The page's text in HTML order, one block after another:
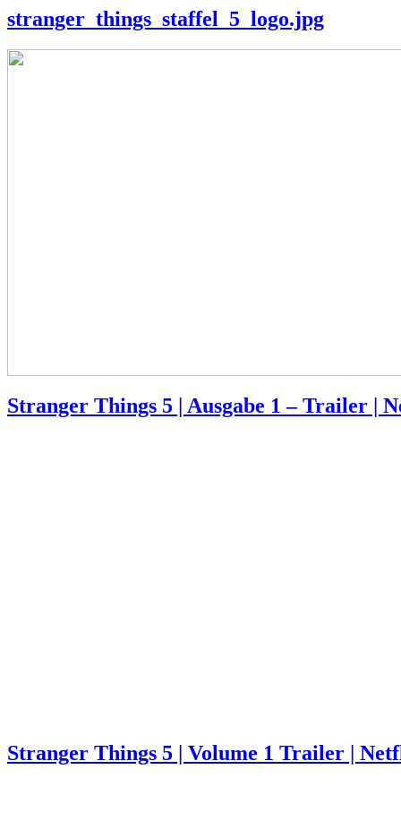
stranger_things_staffel_5_logo.jpg
Stranger Things 5 | Ausgabe 1 – Trailer |
Stranger Things 5 | Volume 1 Trailer |